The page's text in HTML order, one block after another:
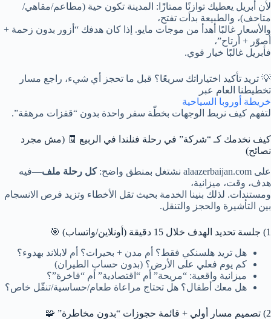
لأن أبريل يعطيك توازنًا ممتازًا: المدينة تكون حية (مطاعم/مقاهي/
متاحف)، والطبيعة بدأت تفتح،
والأسعار غالبًا أهدأ من موجات مايو. إذا كان هدفك “أزور بدون زحمة +
أصوّر + أرتاح”،
فأبريل غالبًا خيار قوي.
💡 تريد تأكيد اختياراتك سريعًا؟ قبل ما تحجز أي شيء، راجع مسار
تخطيطنا العام عبر
خريطة أوروبا السياحية
لتفهم كيف نربط الوجهات بخطّة سفر واحدة بدون “قفزات مرهقة”.
كيف نخدمك كـ “شركة” في رحلة فنلندا في الربيع 🧾 (مش مجرد
نصائح)
على alaazerbaijan.com نشتغل بمنطق واضح:
كل رحلة ملف—فيه
هدف، وقت، ميزانية،
ومستندات. لذلك بنينا الخدمة بحيث تقل الأخطاء وتزيد فرص الانسجام
بين التأشيرة والحجز والتنقل.
1) جلسة تحديد الهدف خلال 15 دقيقة (أونلاين/واتساب) 🎯
هل تريد هلسنكي فقط؟ أم مدن + بحيرات؟ أم لابلاند بهدوء؟
كم يوم فعلي على الأرض؟ (بدون حساب الطيران)
ميزانية واقعية: “مريحة” أم “اقتصادية” أم “فاخرة”؟
هل معك أطفال؟ هل تحتاج مراعاة طعام/حساسية/تنقّل خاص؟
2) تصميم مسار أولي + قائمة حجوزات “بدون مخاطرة” 🧩